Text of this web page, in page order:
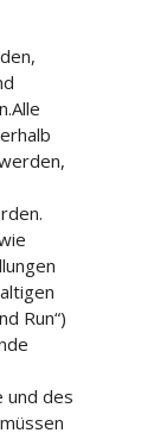
Run“)
und des